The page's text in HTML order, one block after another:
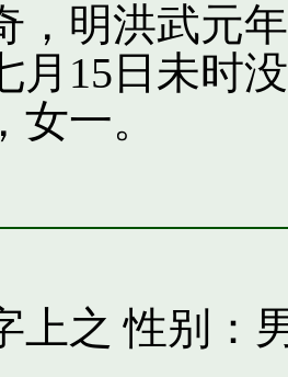
，明洪武元
月15日未时
一。
上之 性别：